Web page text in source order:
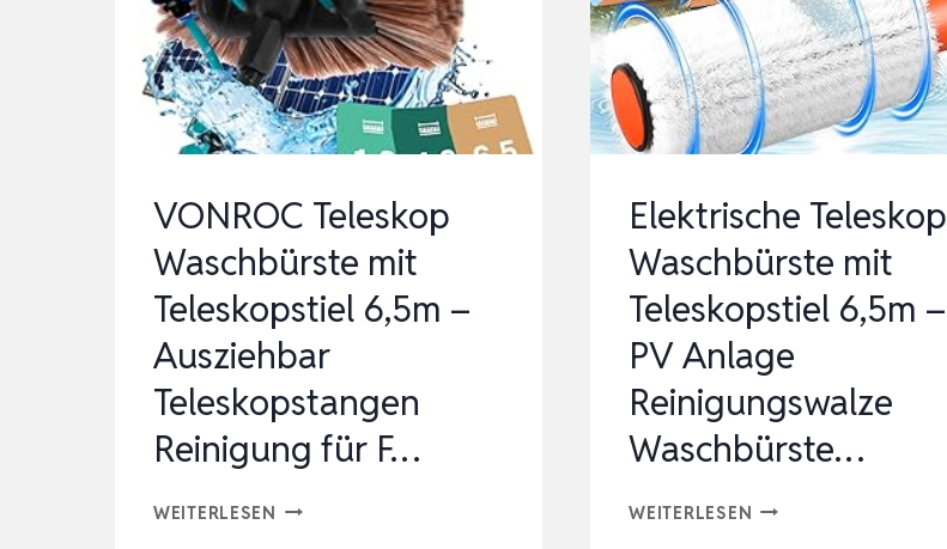
5,8 M
–
ALL-
IN-
ONE
TELESKOPSTANGE
FENSTERREINIGUNG
–
…
VONROC Teleskop
Waschbürste mit
Teleskopstiel 6,5m –
Ausziehbar
Teleskopstangen
Reinigung für F…
WEITERLESEN VONROC
Elektrische Teleskop
Waschbürste mit
Teleskopstiel 6,5m –
PV Anlage
Reinigungswalze
Waschbürste…
WEITERLESEN ELEKTRISCHE